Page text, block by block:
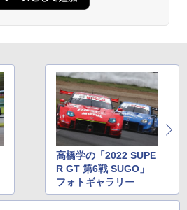
高橋学の「2022 SUPE
R GT 第6戦 SUGO」
フォトギャラリー